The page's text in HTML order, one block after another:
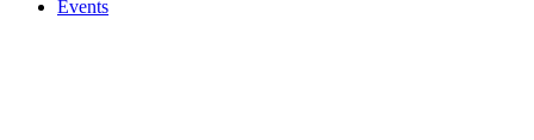
Events